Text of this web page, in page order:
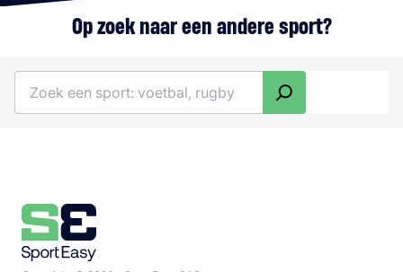
Op zoek naar een andere sport?